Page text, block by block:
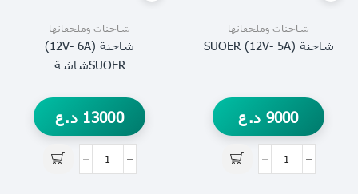
شاحنات وملحقاتها
شاحنة (12V- 5A) SUOER
9000 د.ع
شاحنات وملحقاتها
شاحنة (12V- 6A)
SUOERشاشة
13000 د.ع